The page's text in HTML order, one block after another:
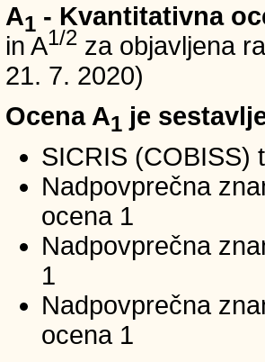
A1 - Kvantitativna
in A1/2 za objavljena
21. 7. 2020)
Ocena A1 je
SICRIS (COBISS)
Nadpovprečna
ocena 1
Nadpovprečna
1
Nadpovprečna
ocena 1